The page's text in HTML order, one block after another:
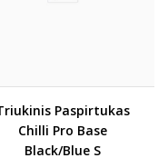
Paspirtukas
Chilli Pro Base
Black/Blue S